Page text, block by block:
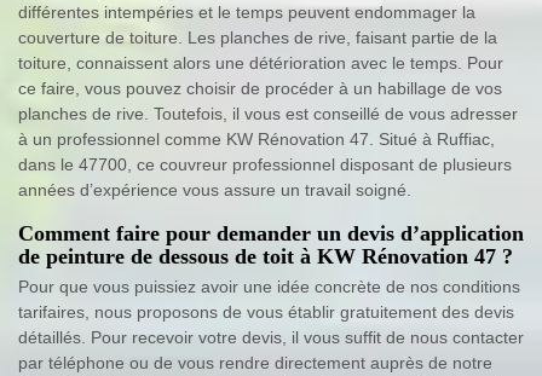
différentes intempéries et le temps peuvent endommager la
couverture de toiture. Les planches de rive, faisant partie de la
toiture, connaissent alors une détérioration avec le temps. Pour
ce faire, vous pouvez choisir de procéder à un habillage de vos
planches de rive. Toutefois, il vous est conseillé de vous adresser
à un professionnel comme KW Rénovation 47. Situé à Ruffiac,
dans le 47700, ce couvreur professionnel disposant de plusieurs
années d’expérience vous assure un travail soigné.
Comment faire pour demander un devis d’application
de peinture de dessous de toit à KW Rénovation 47 ?
Pour que vous puissiez avoir une idée concrète de nos conditions
tarifaires, nous proposons de vous établir gratuitement des devis
détaillés. Pour recevoir votre devis, il vous suffit de nous contacter
par téléphone ou de vous rendre directement auprès de notre